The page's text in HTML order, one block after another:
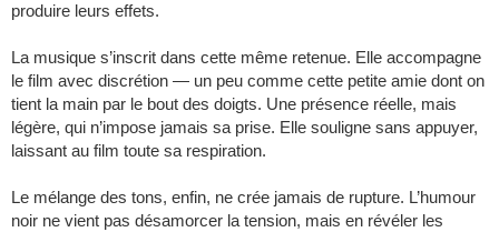
produire leurs effets.
La musique s’inscrit dans cette même retenue. Elle accompagne
le film avec discrétion — un peu comme cette petite amie dont on
tient la main par le bout des doigts. Une présence réelle, mais
légère, qui n’impose jamais sa prise. Elle souligne sans appuyer,
laissant au film toute sa respiration.
Le mélange des tons, enfin, ne crée jamais de rupture. L’humour
noir ne vient pas désamorcer la tension, mais en révéler les